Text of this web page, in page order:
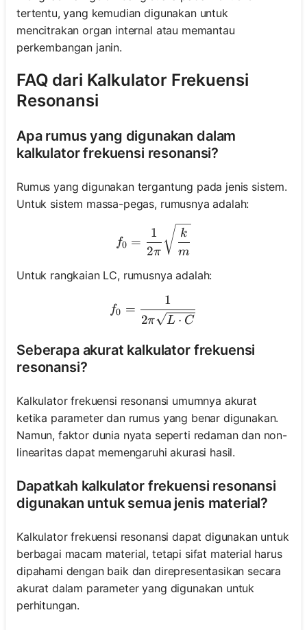
tertentu, yang kemudian digunakan untuk
mencitrakan organ internal atau memantau
perkembangan janin.
FAQ dari Kalkulator Frekuensi
Resonansi
Apa rumus yang digunakan dalam
kalkulator frekuensi resonansi?
Rumus yang digunakan tergantung pada jenis sistem.
Untuk sistem massa-pegas, rumusnya adalah:
f_0 = \frac{1}{2\pi}
f0 =
2π
1
m
k
Untuk rangkaian LC, rumusnya adalah:
f_0 = \frac{1}{2\pi
f0 =
2π L ⋅ C
1
Seberapa akurat kalkulator frekuensi
resonansi?
Kalkulator frekuensi resonansi umumnya akurat
ketika parameter dan rumus yang benar digunakan.
Namun, faktor dunia nyata seperti redaman dan non-
linearitas dapat memengaruhi akurasi hasil.
Dapatkah kalkulator frekuensi resonansi
digunakan untuk semua jenis material?
Kalkulator frekuensi resonansi dapat digunakan untuk
berbagai macam material, tetapi sifat material harus
dipahami dengan baik dan direpresentasikan secara
akurat dalam parameter yang digunakan untuk
perhitungan.